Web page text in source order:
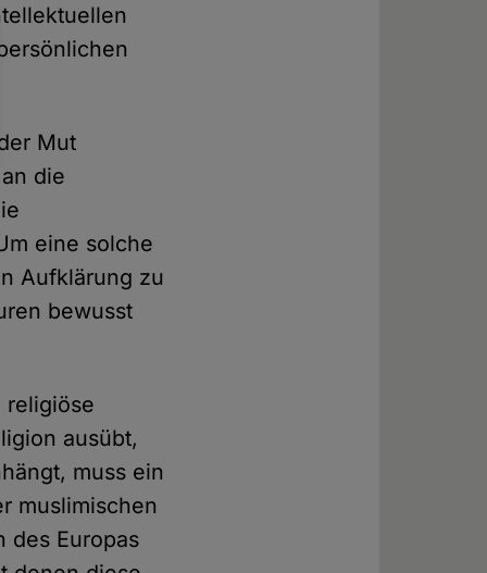
Mut
die
eine solche
Aufklärung zu
bewusst
religiöse
ausübt,
muss ein
muslimischen
des Europas